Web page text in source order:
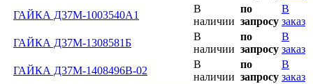
ГАЙКА Д37М-1003540А1
В
наличии
по
запросу
В
заказ
ГАЙКА Д37М-1308581Б
В
наличии
по
запросу
В
заказ
ГАЙКА Д37М-1408496В-02
В
наличии
по
запросу
В
заказ